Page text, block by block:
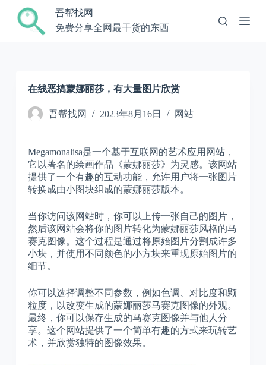
跳
过
吾帮找网
免费分享全网最干货的东西
在线恶搞蒙娜丽莎，有大量图片欣赏
吾帮找网 2023年8月16日 网站
Megamonalisa是一个基于互联网的艺术应用网站，
它以著名的绘画作品《蒙娜丽莎》为灵感。该网站
提供了一个有趣的互动功能，允许用户将一张图片
转换成由小图块组成的蒙娜丽莎版本。
当你访问该网站时，你可以上传一张自己的图片，
然后该网站会将你的图片转化为蒙娜丽莎风格的马
赛克图像。这个过程是通过将原始图片分割成许多
小块，并使用不同颜色的小方块来重现原始图片的
细节。
你可以选择调整不同参数，例如色调、对比度和颗
粒度，以改变生成的蒙娜丽莎马赛克图像的外观。
最终，你可以保存生成的马赛克图像并与他人分
享。这个网站提供了一个简单有趣的方式来玩转艺
术，并欣赏独特的图像效果。